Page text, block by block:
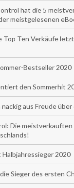
hat die 5
meistgelesenen
Top Ten Verkäufe
Bestseller 2020
den Sommerhit
aus Freude über
Die
2020
Sieger des ersten